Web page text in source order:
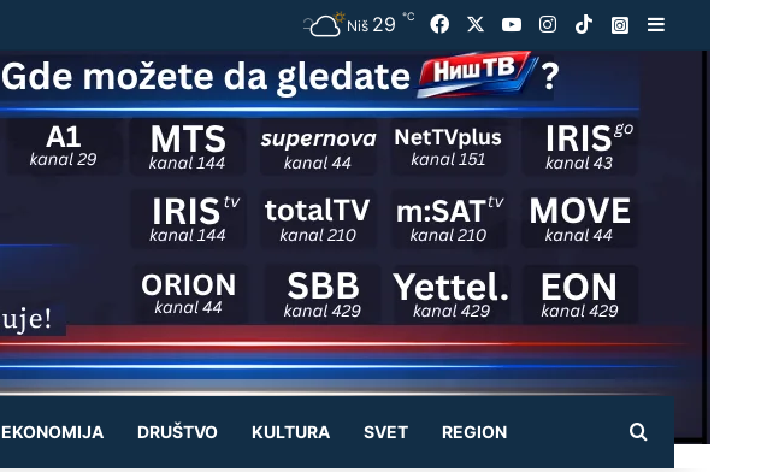
Niš 29 ℃ Facebook YouTubeInstagram
TikTokInstagram
EKONOMIJA DRUŠTVO KULTURA SVET REGION Pretraži